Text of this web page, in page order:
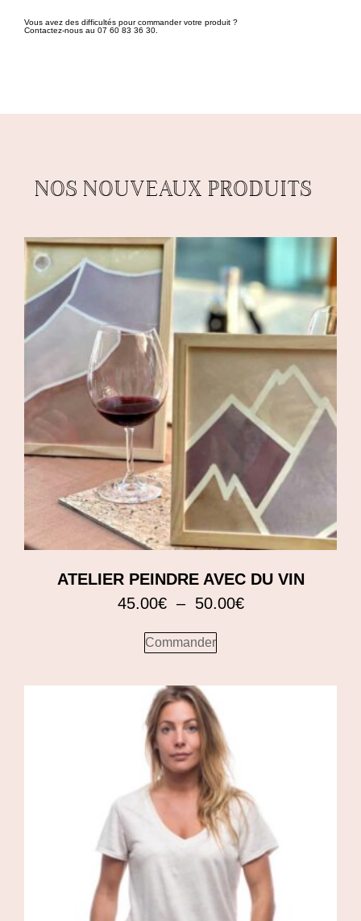
Vous avez des difficultés pour commander votre produit ?
Contactez-nous au 07 60 83 36 30.
NOS NOUVEAUX PRODUITS
ATELIER PEINDRE AVEC DU VIN
45.00€ – 50.00€
Commander